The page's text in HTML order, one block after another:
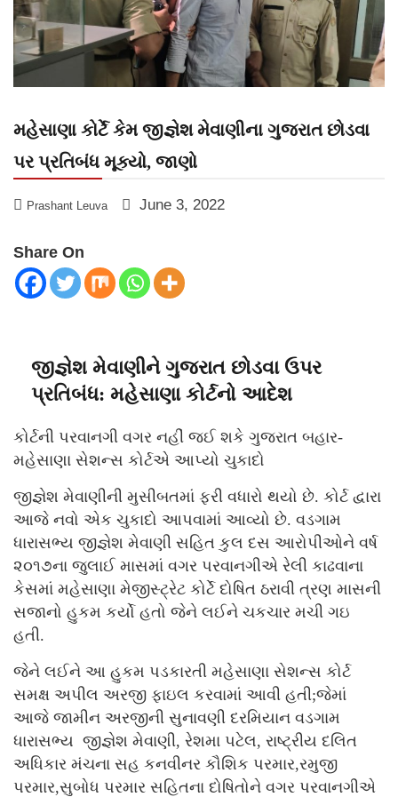
મહેસાણા કોર્ટે કેમ જીજ્ઞેશ મેવાણીના ગુજરાત છોડવા
પર પ્રતિબંધ મૂક્યો, જાણો
Prashant Leuva June 3, 2022
Share On
જીજ્ઞેશ મેવાણીને ગુજરાત છોડવા ઉપર
પ્રતિબંધ: મહેસાણા કોર્ટનો આદેશ
કોર્ટની પરવાનગી વગર નહીં જઈ શકે ગુજરાત બહાર-
મહેસાણા સેશન્સ કોર્ટએ આપ્યો ચુકાદો
જીજ્ઞેશ મેવાણીની મુસીબતમાં ફરી વધારો થયો છે. કોર્ટ દ્વારા
આજે નવો એક ચુકાદો આપવામાં આવ્યો છે. વડગામ
ધારાસભ્ય જીજ્ઞેશ મેવાણી સહિત કુલ દસ આરોપીઓને વર્ષ
૨૦૧૭ના જુલાઈ માસમાં વગર પરવાનગીએ રેલી કાઢવાના
કેસમાં મહેસાણા મેજીસ્ટ્રેટ કોર્ટે દોષિત ઠરાવી ત્રણ માસની
સજાનો હુકમ કર્યો હતો જેને લઈને ચકચાર મચી ગઇ
હતી.
જેને લઈને આ હુકમ પડકારતી મહેસાણા સેશન્સ કોર્ટ
સમક્ષ અપીલ અરજી ફાઇલ કરવામાં આવી હતી;જેમાં
આજે જામીન અરજીની સુનાવણી દરમિયાન વડગામ
ધારાસભ્ય જીજ્ઞેશ મેવાણી, રેશમા પટેલ, રાષ્ટ્રીય દલિત
અધિકાર મંચના સહ કનવીનર કૌશિક પરમાર,રમુજી
પરમાર,સુબોધ પરમાર સહિતના દોષિતોને વગર પરવાનગીએ